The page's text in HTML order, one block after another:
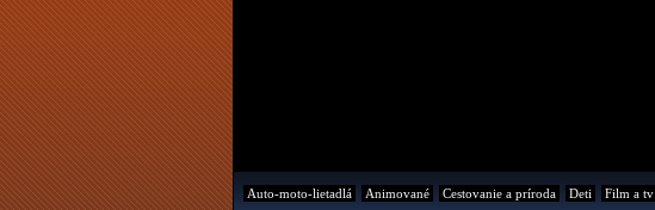
Auto-moto-lietadlá Animované Cestovanie a príroda Deti Film a tv